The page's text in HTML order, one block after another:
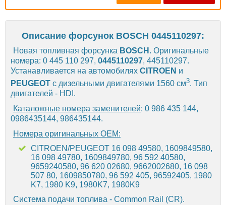
Описание форсунок BOSCH 0445110297:
Новая топливная форсунка BOSCH . Оригинальные
номера: 0 445 110 297, 0445110297, 445110297.
Устанавливается на автомобилях CITROEN и
PEUGEOT с дизельными двигателями 1560 см3. Тип
двигателей - HDI.
Каталожные номера заменителей: 0 986 435 144,
0986435144, 986435144.
Номера оригинальных OEM:
CITROEN/PEUGEOT 16 098 49580, 1609849580,
16 098 49780, 1609849780, 96 592 40580,
9659240580, 96 620 02680, 9662002680, 16 098
507 80, 1609850780, 96 592 405, 96592405, 1980
K7, 1980 K9, 1980K7, 1980K9
Система подачи топлива - Common Rail (CR).